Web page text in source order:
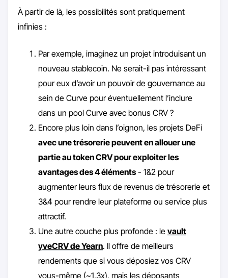
À partir de là, les possibilités sont pratiquement
infinies :
Par exemple, imaginez un projet introduisant un
nouveau stablecoin. Ne serait-il pas intéressant
pour eux d’avoir un pouvoir de gouvernance au
sein de Curve pour éventuellement l’inclure
dans un pool Curve avec bonus CRV ?
Encore plus loin dans l’oignon, les projets DeFi
avec une trésorerie peuvent en allouer une
partie au token CRV pour exploiter les
avantages des 4 éléments- 1&2 pour
augmenter leurs flux de revenus de trésorerie et
3&4 pour rendre leur plateforme ou service plus
attractif.
Une autre couche plus profonde : le vault
yveCRV de Yearn. Il offre de meilleurs
rendements que si vous déposiez vos CRV
vous-même (~1,3x), mais les déposants